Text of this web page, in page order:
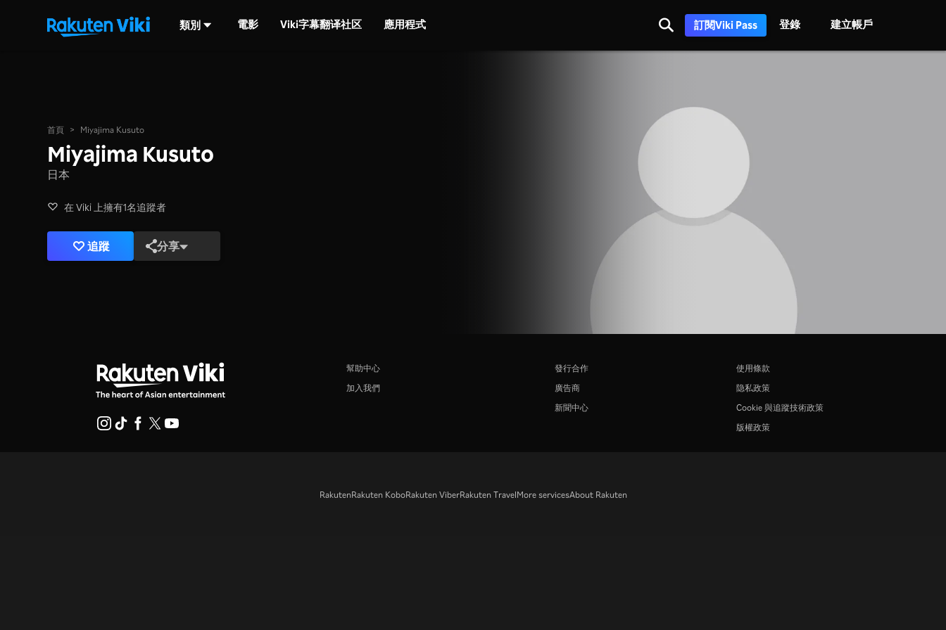
類別 電影 Viki字幕翻译社区 應用程式 訂閱Viki Pass 登錄 建立帳戶
首頁 > Miyajima Kusuto
Miyajima Kusuto
日本
在 Viki 上擁有1名追蹤者
追蹤 分享
幫助中心
加入我們
發行合作
廣告商
新聞中心
使用條款
隐私政策
Cookie 與追蹤技術政策
版權政策
RakutenRakuten KoboRakuten ViberRakuten TravelMore servicesAbout Rakuten